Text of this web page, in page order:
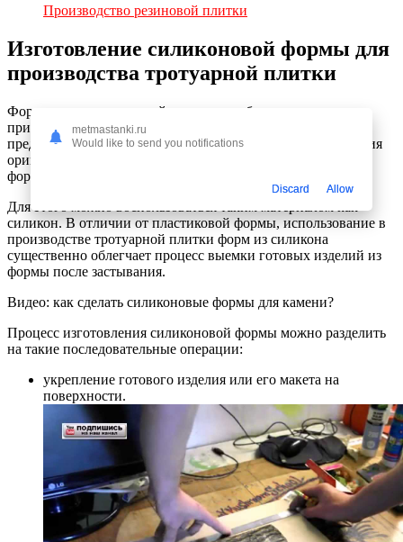
Производство резиновой плитки
Изготовление силиконовой формы для
производства тротуарной плитки
Форму для таких изделий можно приобрести готовую, но
приобретение готовой формы очень ограничено
представленным ассортиментом. Поэтому, для изготовления
оригинальных изделий, есть смысл изготовить подобную
форму самостоятельно.
Для этого можно воспользоваться таким материалом как
силикон. В отличии от пластиковой формы, использование в
производстве тротуарной плитки форм из силикона
существенно облегчает процесс выемки готовых изделий из
формы после застывания.
Видео: как сделать силиконовые формы для камени?
Процесс изготовления силиконовой формы можно разделить
на такие последовательные операции:
укрепление готового изделия или его макета на
поверхности.
metmastanki.ru
Would like to send you notifications
Discard Allow